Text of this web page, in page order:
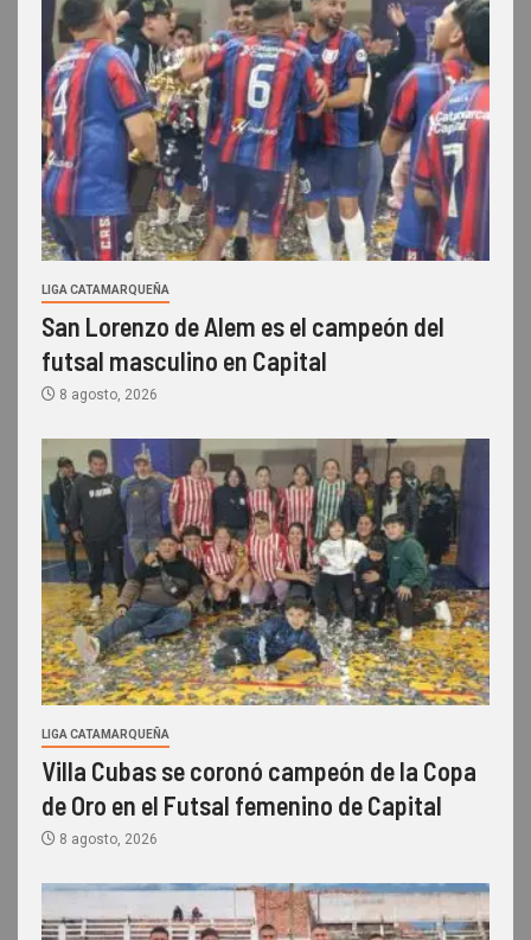
LIGA CATAMARQUEÑA
San Lorenzo de Alem es el campeón del
futsal masculino en Capital
8 agosto, 2026
LIGA CATAMARQUEÑA
Villa Cubas se coronó campeón de la Copa
de Oro en el Futsal femenino de Capital
8 agosto, 2026